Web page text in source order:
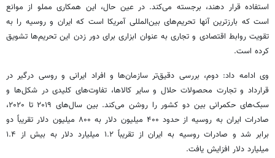
استفاده قرار دهند، برجسته می‌کند. در عین حال، این همکاری مملو از موانع
است که بارزترین آنها تحریم‌های بین‌المللی آمریکا است که ایران و روسیه را به
تقویت روابط اقتصادی و تجاری به عنوان ابزاری برای دور زدن این تحریم‌ها تشویق
کرده است.
وی ادامه داد: دوم، بررسی دقیق‌تر سازمان‌ها و افراد ایرانی و روسی درگیر در
قرارداد و تجارت محصولات حلال و سایر کالاها، تفاوت‌های کلیدی در شکل‌ها و
سبک‌های حکمرانی بین دو کشور را روشن می‌کند. بین سال‌های ۲۰۱۹ تا ۲۰۲۰،
صادرات ایران به روسیه از حدود ۴۰۰ میلیون دلار به ۸۰۰ میلیون دلار تقریباً دو
برابر شد و صادرات روسیه به ایران از تقریباً ۱.۲ میلیارد دلار به بیش از ۱.۴
میلیارد دلار افزایش یافت.